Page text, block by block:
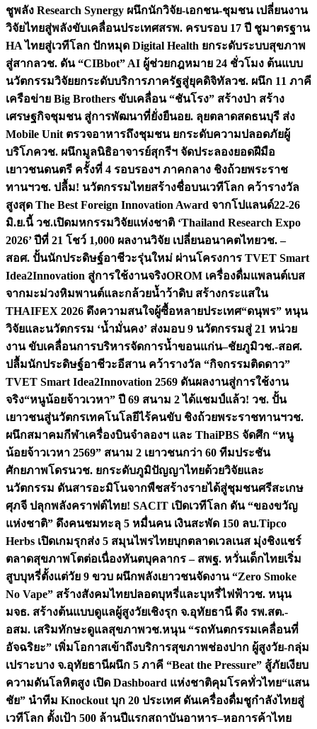
ชูพลัง Research Synergy ผนึกนักวิจัย-เอกชน-ชุมชน เปลี่ยนงาน
วิจัยไทยสู่พลังขับเคลื่อนประเทศสรพ. ครบรอบ 17 ปี ชูมาตรฐาน
HA ไทยสู่เวทีโลก ปักหมุด Digital Health ยกระดับระบบสุขภาพ
สู่สากลวช. ดัน “CIBbot” AI ผู้ช่วยกฎหมาย 24 ชั่วโมง ต้นแบบ
นวัตกรรมวิจัยยกระดับบริการภาครัฐสู่ยุคดิจิทัลวช. ผนึก 11 ภาคี
เครือข่าย Big Brothers ขับเคลื่อน “ชันโรง” สร้างป่า สร้าง
เศรษฐกิจชุมชน สู่การพัฒนาที่ยั่งยืนอย. ลุยตลาดสดธนบุรี ส่ง
Mobile Unit ตรวจอาหารถึงชุมชน ยกระดับความปลอดภัยผู้
บริโภควช. ผนึกมูลนิธิอาจารย์สุกรีฯ จัดประลองยอดฝีมือ
เยาวชนดนตรี ครั้งที่ 4 รอบรองฯ ภาคกลาง ชิงถ้วยพระราช
ทานฯวช. ปลื้ม! นวัตกรรมไทยสร้างชื่อบนเวทีโลก คว้ารางวัล
สูงสุด The Best Foreign Innovation Award จากโปแลนด์22-26
มิ.ย.นี้ วช.เปิดมหกรรมวิจัยแห่งชาติ ‘Thailand Research Expo
2026’ ปีที่ 21 โชว์ 1,000 ผลงานวิจัย เปลี่ยนอนาคตไทยวช. –
สอศ. ปั้นนักประดิษฐ์อาชีวะรุ่นใหม่ ผ่านโครงการ TVET Smart
Idea2Innovation สู่การใช้งานจริงOROM เครื่องดื่มแพลนต์เบส
จากมะม่วงหิมพานต์และกล้วยน้ำว้าดิบ สร้างกระแสใน
THAIFEX 2026 ดึงความสนใจผู้ซื้อหลายประเทศ“ดนุพร” หนุน
วิจัยและนวัตกรรม ‘น้ำมั่นคง’ ส่งมอบ 9 นวัตกรรมสู่ 21 หน่วย
งาน ขับเคลื่อนการบริหารจัดการน้ำขอนแก่น–ชัยภูมิวช.-สอศ.
ปลื้มนักประดิษฐ์อาชีวะอีสาน คว้ารางวัล “กิจกรรมติดดาว”
TVET Smart Idea2Innovation 2569 ดันผลงานสู่การใช้งาน
จริง“หนูน้อยจ้าวเวหา” ปี 69 สนาม 2 ได้แชมป์แล้ว! วช. ปั้น
เยาวชนสู่นวัตกรเทคโนโลยีไร้คนขับ ชิงถ้วยพระราชทานฯวช.
ผนึกสมาคมกีฬาเครื่องบินจำลองฯ และ ThaiPBS จัดศึก “หนู
น้อยจ้าวเวหา 2569” สนาม 2 เยาวชนกว่า 60 ทีมประชัน
ศักยภาพโดรนวช. ยกระดับภูมิปัญญาไทยด้วยวิจัยและ
นวัตกรรม ดันสารอะมิโนจากพืชสร้างรายได้สู่ชุมชนศรีสะเกษ
ศุภจี ปลุกพลังคราฟต์ไทย! SACIT เปิดเวทีโลก ดัน “ของขวัญ
แห่งชาติ” ดึงคนชมทะลุ 5 หมื่นคน เงินสะพัด 150 ลบ.Tipco
Herbs เปิดเกมรุกส่ง 5 สมุนไพรไทยบุกตลาดเวลเนส มุ่งชิงแชร์
ตลาดสุขภาพโตต่อเนื่องทันตบุคลากร – สพฐ. หวั่นเด็กไทยเริ่ม
สูบบุหรี่ตั้งแต่วัย 9 ขวบ ผนึกพลังเยาวชนจัดงาน “Zero Smoke
No Vape” สร้างสังคมไทยปลอดบุหรี่และบุหรี่ไฟฟ้าวช. หนุน
มจธ. สร้างต้นแบบดูแลผู้สูงวัยเชิงรุก จ.อุทัยธานี ดึง รพ.สต.-
อสม. เสริมทักษะดูแลสุขภาพวช.หนุน “รถทันตกรรมเคลื่อนที่
อัจฉริยะ” เพิ่มโอกาสเข้าถึงบริการสุขภาพช่องปาก ผู้สูงวัย-กลุ่ม
เปราะบาง จ.อุทัยธานีผนึก 5 ภาคี “Beat the Pressure” สู้ภัยเงียบ
ความดันโลหิตสูง เปิด Dashboard แห่งชาติคุมโรคทั่วไทย“แสน
ชัย” นำทีม Knockout บุก 20 ประเทศ ดันเครื่องดื่มชูกำลังไทยสู่
เวทีโลก ตั้งเป้า 500 ล้านปีแรกสถาบันอาหาร–หอการค้าไทย